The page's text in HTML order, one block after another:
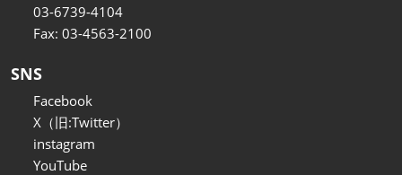
03-6739-4104
Fax: 03-4563-2100
SNS
Facebook
X（旧:Twitter）
instagram
YouTube